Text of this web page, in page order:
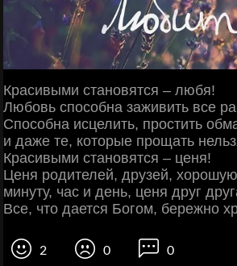
Красивыми становятся – любя!
Любовь способна заживить все
Способна исцелить, простить
и даже те, которые прощать
Красивыми становятся – ценя!
Ценя родителей, друзей, хорошую
минуту, час и день, ценя друг
Все, что дается Богом, бережно
2 0 0